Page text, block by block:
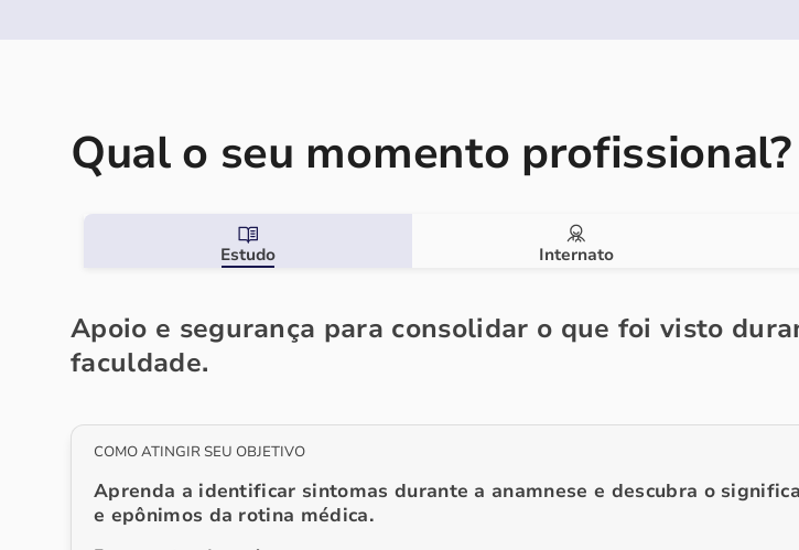
Qual o seu momento profissional?
Estudo Internato
Apoio e segurança para consolidar o que foi visto
faculdade.
COMO ATINGIR SEU OBJETIVO
Aprenda a identificar sintomas durante a anamnese e descubra o
e epônimos da rotina médica.